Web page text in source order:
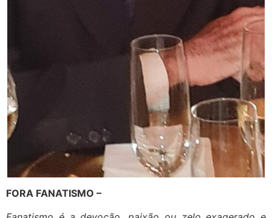
FORA FANATISMO –